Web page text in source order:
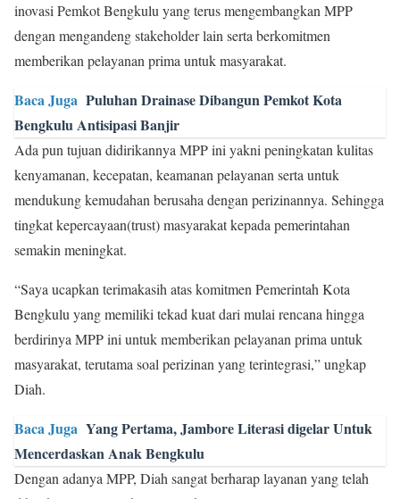
inovasi Pemkot Bengkulu yang terus mengembangkan MPP
dengan mengandeng stakeholder lain serta berkomitmen
memberikan pelayanan prima untuk masyarakat.
Baca Juga Puluhan Drainase Dibangun Pemkot Kota
Bengkulu Antisipasi Banjir
Ada pun tujuan didirikannya MPP ini yakni peningkatan kulitas
kenyamanan, kecepatan, keamanan pelayanan serta untuk
mendukung kemudahan berusaha dengan perizinannya. Sehingga
tingkat kepercayaan(trust) masyarakat kepada pemerintahan
semakin meningkat.
“Saya ucapkan terimakasih atas komitmen Pemerintah Kota
Bengkulu yang memiliki tekad kuat dari mulai rencana hingga
berdirinya MPP ini untuk memberikan pelayanan prima untuk
masyarakat, terutama soal perizinan yang terintegrasi,” ungkap
Diah.
Baca Juga Yang Pertama, Jambore Literasi digelar Untuk
Mencerdaskan Anak Bengkulu
Dengan adanya MPP, Diah sangat berharap layanan yang telah